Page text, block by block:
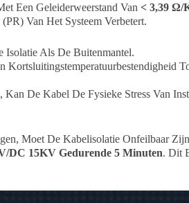
Een Geleiderweerstand Van < 3,39 Ω/
Van Het Systeem Verbetert.
Isolatie Als De Buitenmantel.
Kortsluitingstemperatuurbestendigheid
, Kan De Kabel De Fysieke Stress Van
Moet De Kabelisolatie Onfeilbaar
DC 15KV Gedurende 5 Minuten. Dit